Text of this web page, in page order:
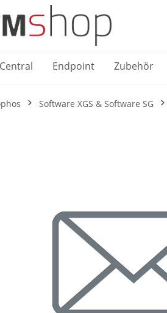
springen
Central Endpoint Zubehör
Software XGS & Software SG